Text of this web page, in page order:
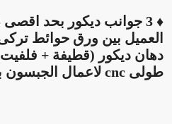
العميل بين ورق حوائط
طولى cnc لاعمال الجبسون بورد